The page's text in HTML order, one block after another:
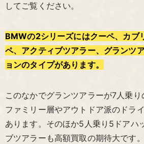
してご覧ください。
BMWの2シリーズにはクーペ、カブ
ペ、アクティブツアラー、グランツ
ョンのタイプがあります。
このなかでグランツアラーが7人乗り
ファミリー層やアウトドア派のドラ
あります。そのほか5人乗り5ドアハ
ブツアラーも高額買取の期待大です。